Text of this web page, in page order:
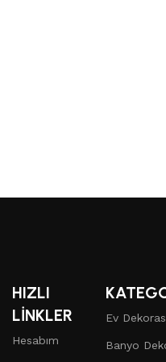
HIZLI
LİNKLER
Hesabım
Ev
Banyo